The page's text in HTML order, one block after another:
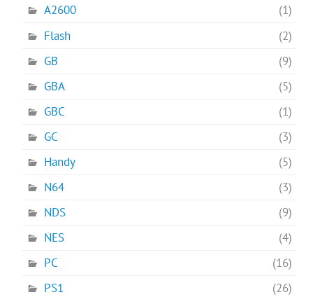
A2600
(1)
Flash
(2)
GB
(9)
GBA
(5)
GBC
(1)
GC
(3)
Handy
(5)
N64
(3)
NDS
(9)
NES
(4)
PC
(16)
PS1
(26)